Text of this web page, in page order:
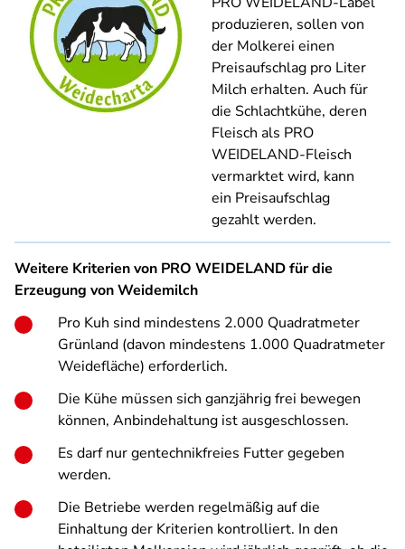
produzieren, sollen von
der Molkerei einen
Preisaufschlag pro Liter
Milch erhalten. Auch für
die Schlachtkühe, deren
Fleisch als PRO
WEIDELAND-Fleisch
vermarktet wird, kann
ein Preisaufschlag
gezahlt werden.
Weitere Kriterien von PRO WEIDELAND für die
Erzeugung von Weidemilch
Pro Kuh sind mindestens 2.000 Quadratmeter
Grünland (davon mindestens 1.000 Quadratmeter
Weidefläche) erforderlich.
Die Kühe müssen sich ganzjährig frei bewegen
können, Anbindehaltung ist ausgeschlossen.
Es darf nur gentechnikfreies Futter gegeben
werden.
Die Betriebe werden regelmäßig auf die
Einhaltung der Kriterien kontrolliert. In den